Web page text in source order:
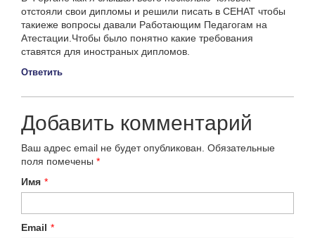
отстояли свои дипломы и решили писать в СЕНАТ чтобы
такиеже вопросы давали Работающим Педагогам на
Атестации.Чтобы было понятно какие требования
ставятся для иностраных дипломов.
Ответить
Добавить комментарий
Ваш адрес email не будет опубликован. Обязательные
поля помечены *
Имя *
Email *